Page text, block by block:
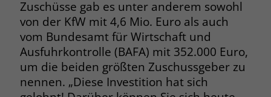
Zuschüsse gab es unter anderem sowohl
von der KfW mit 4,6 Mio. Euro als auch
vom Bundesamt für Wirtschaft und
Ausfuhrkontrolle (BAFA) mit 352.000 Euro,
um die beiden größten Zuschussgeber zu
nennen. „Diese Investition hat sich
Zweck
Es enthält Informationen darüber,
welche Werbeanzeige geklickt wurde,
sodass erzielte Erfolge wie z.B.
Bestellungen oder Kontaktanfragen der
Anzeige zugewiesen werden können.